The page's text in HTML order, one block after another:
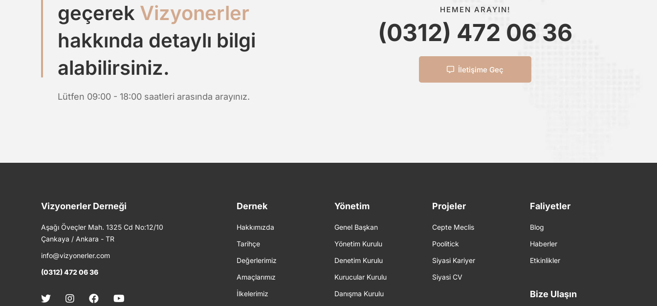
geçerek Vizyonerler
hakkında detaylı bilgi
alabilirsiniz.
Lütfen 09:00 - 18:00 saatleri arasında arayınız.
HEMEN ARAYIN!
(0312) 472 06 36
İletişime Geç
Vizyonerler Derneği
Aşağı Öveçler Mah. 1325 Cd No:12/10
Çankaya / Ankara - TR
info@vizyonerler.com
(0312) 472 06 36
Dernek
Hakkımızda
Tarihçe
Değerlerimiz
Amaçlarımız
İlkelerimiz
Yönetim
Genel Başkan
Yönetim Kurulu
Denetim Kurulu
Kurucular Kurulu
Danışma Kurulu
Projeler
Cepte Meclis
Poolitick
Siyasi Kariyer
Siyasi CV
Faliyetler
Blog
Haberler
Etkinlikler
Bize Ulaşın